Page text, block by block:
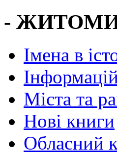
-
Імена в
Міста та
Нові книги
Обласний